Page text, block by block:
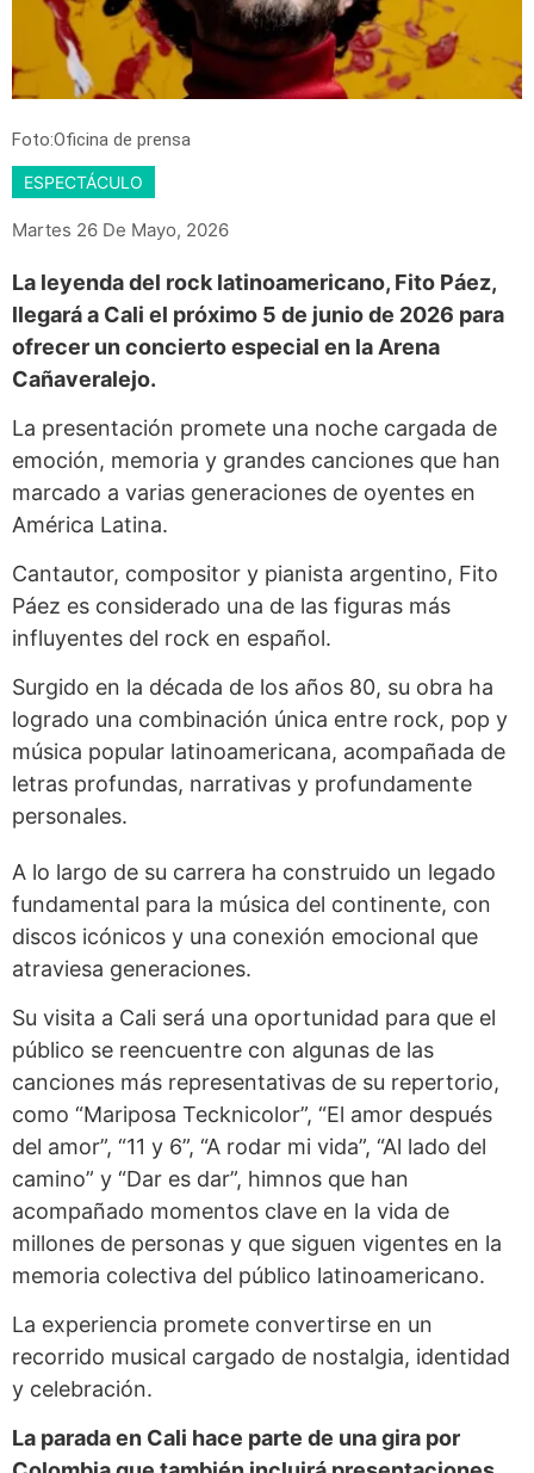
Foto:Oficina de prensa
ESPECTÁCULO
Martes 26 De Mayo, 2026
La leyenda del rock latinoamericano, Fito Páez,
llegará a Cali el próximo 5 de junio de 2026 para
ofrecer un concierto especial en la Arena
Cañaveralejo.
La presentación promete una noche cargada de
emoción, memoria y grandes canciones que han
marcado a varias generaciones de oyentes en
América Latina.
Cantautor, compositor y pianista argentino, Fito
Páez es considerado una de las figuras más
influyentes del rock en español.
Surgido en la década de los años 80, su obra ha
logrado una combinación única entre rock, pop y
música popular latinoamericana, acompañada de
letras profundas, narrativas y profundamente
personales.
A lo largo de su carrera ha construido un legado
fundamental para la música del continente, con
discos icónicos y una conexión emocional que
atraviesa generaciones.
Su visita a Cali será una oportunidad para que el
público se reencuentre con algunas de las
canciones más representativas de su repertorio,
como “Mariposa Tecknicolor”, “El amor después
del amor”, “11 y 6”, “A rodar mi vida”, “Al lado del
camino” y “Dar es dar”, himnos que han
acompañado momentos clave en la vida de
millones de personas y que siguen vigentes en la
memoria colectiva del público latinoamericano.
La experiencia promete convertirse en un
recorrido musical cargado de nostalgia, identidad
y celebración.
La parada en Cali hace parte de una gira por